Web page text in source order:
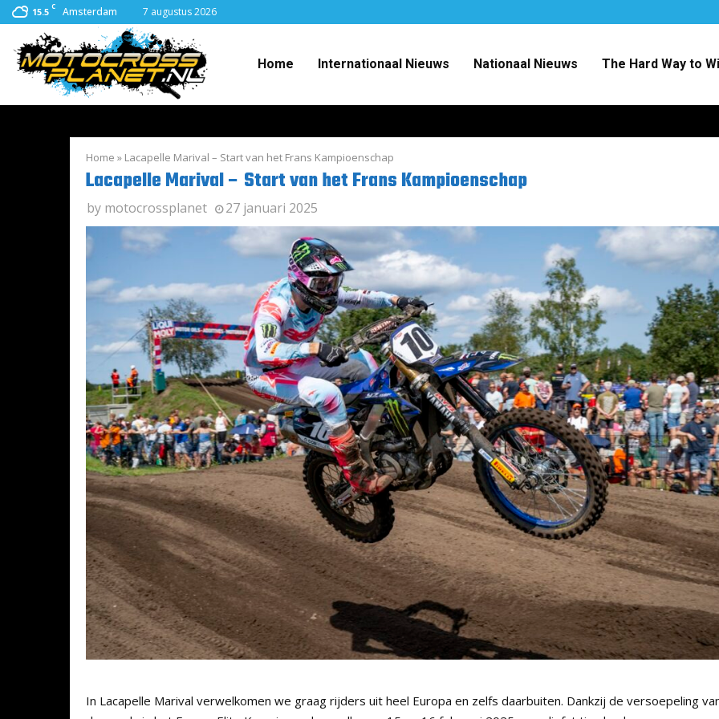
15.5 C Amsterdam 7 augustus 2026
Home Internationaal Nieuws Nationaal Nieuws The Hard Way to
Home » Lacapelle Marival – Start van het Frans Kampioenschap
Lacapelle Marival – Start van het Frans Kampioenschap
by motocrossplanet 27 januari 2025
In Lacapelle Marival verwelkomen we graag rijders uit heel Europa en zelfs daarbuiten. Dankzij de versoepeling